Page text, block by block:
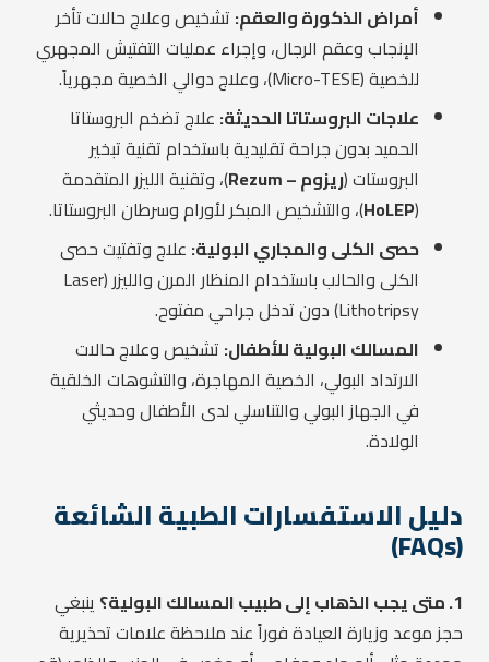
أمراض الذكورة والعقم: تشخيص وعلاج حالات تأخر
الإنجاب وعقم الرجال، وإجراء عمليات التفتيش المجهري
للخصية (Micro-TESE)، وعلاج دوالي الخصية مجهرياً.
علاجات البروستاتا الحديثة: علاج تضخم البروستاتا
الحميد بدون جراحة تقليدية باستخدام تقنية تبخير
البروستات (ريزوم – Rezum
)، وتقنية الليزر المتقدمة
(
HoLEP)، والتشخيص المبكر لأورام وسرطان البروستاتا.
حصى الكلى والمجاري البولية: علاج وتفتيت حصى
الكلى والحالب باستخدام المنظار المرن والليزر (Laser
Lithotripsy) دون تدخل جراحي مفتوح.
المسالك البولية للأطفال: تشخيص وعلاج حالات
الارتداد البولي، الخصية المهاجرة، والتشوهات الخلقية
في الجهاز البولي والتناسلي لدى الأطفال وحديثي
الولادة.
دليل الاستفسارات الطبية الشائعة
(FAQs)
1. متى يجب الذهاب إلى طبيب المسالك البولية؟
ينبغي
حجز موعد وزيارة العيادة فوراً عند ملاحظة علامات تحذيرية